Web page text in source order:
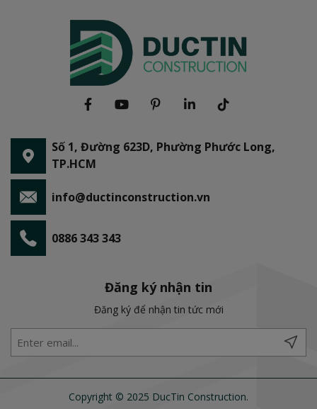
Số 1, Đường 623D, Phường Phước Long,
TP.HCM
info@ductinconstruction.vn
0886 343 343
Đăng ký nhận tin
Đăng ký để nhận tin tức mới
Copyright © 2025 DucTin Construction.